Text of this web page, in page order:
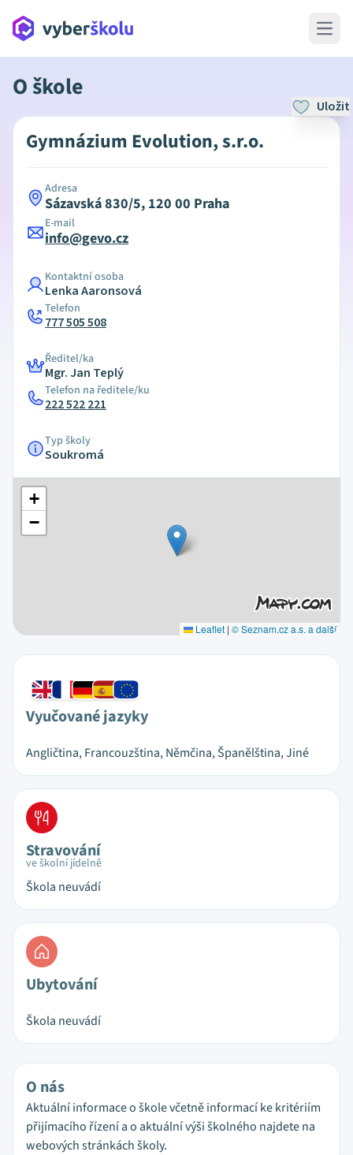
Open
O škole
Uložit
Gymnázium Evolution, s.r.o.
Adresa
Sázavská 830/5, 120 00 Praha
E-mail
info@gevo.cz
Kontaktní osoba
Lenka Aaronsová
Telefon
777 505 508
Ředitel/ka
Mgr. Jan Teplý
Telefon na ředitele/ku
222 522 221
Typ školy
Soukromá
+
−
Leaflet | © Seznam.cz a.s. a další
Vyučované jazyky
Angličtina, Francouzština, Němčina, Španělština, Jiné
Stravování
ve školní jídelně
Škola neuvádí
Ubytování
Škola neuvádí
O nás
Aktuální informace o škole včetně informací ke kritériím
přijímacího řízení a o aktuální výši školného najdete na
webových stránkách školy.